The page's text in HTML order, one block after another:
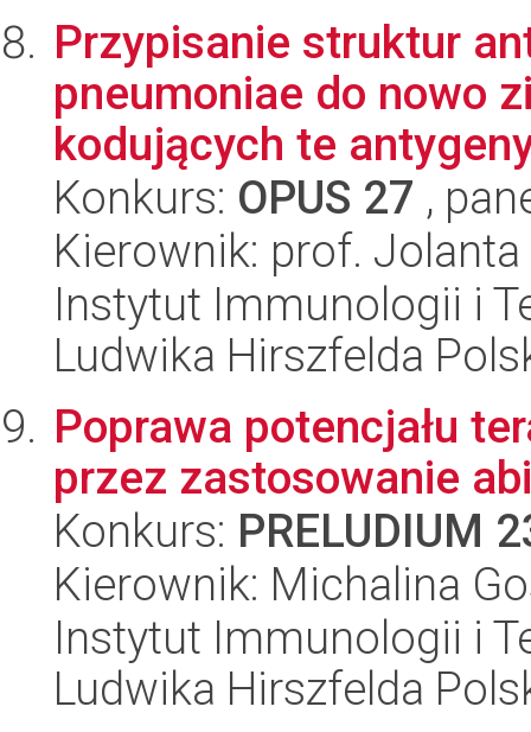
Przypisanie struktur
pneumoniae do nowo
kodujących te
Konkurs: OPUS 27 ,
Kierownik: prof.
Instytut Immunologii i
Ludwika Hirszfelda
Poprawa potencjału
przez zastosowanie
Konkurs: PRELUDIUM
Kierownik: Michalina
Instytut Immunologii i
Ludwika Hirszfelda